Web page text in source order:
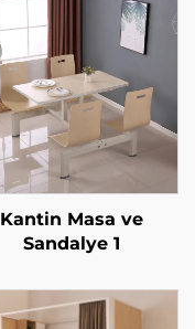
Kantin Masa ve
Sandalye 1